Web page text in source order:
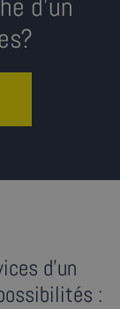
d’un
d'un
: